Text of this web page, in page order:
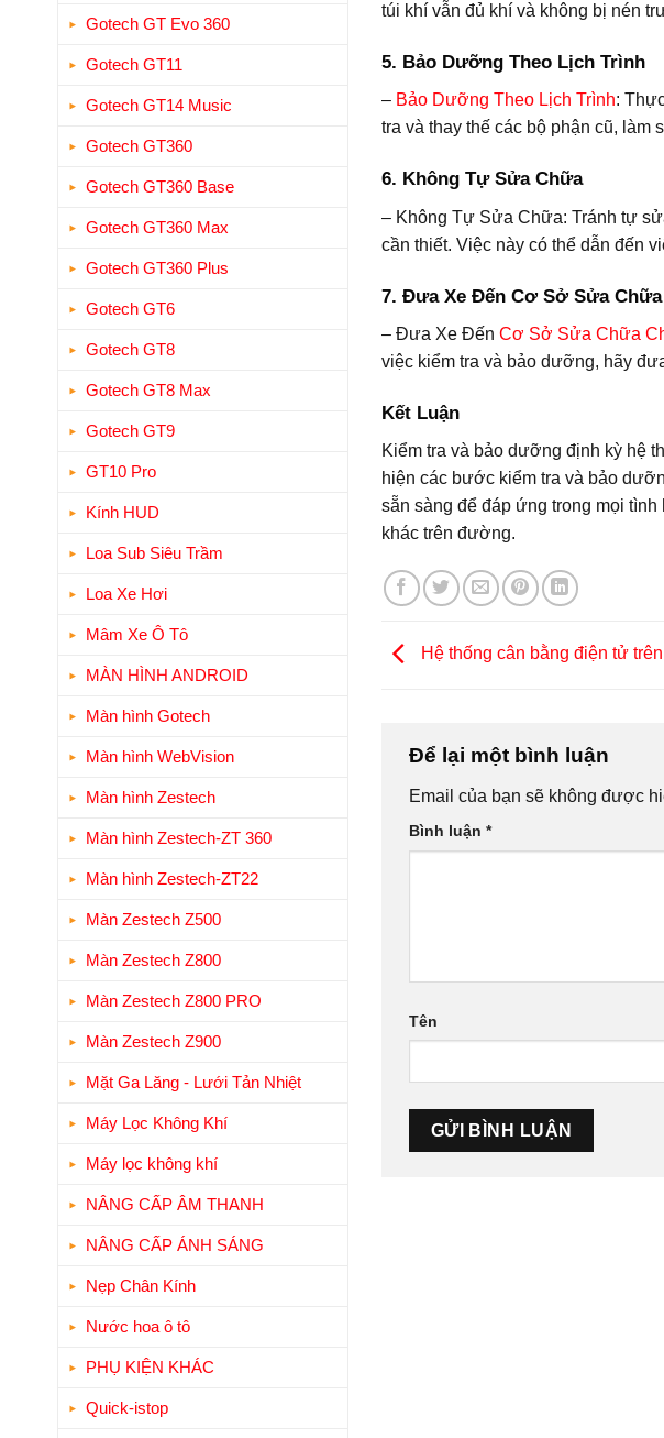
Gotech GT Evo 360
Gotech GT11
Gotech GT14 Music
Gotech GT360
Gotech GT360 Base
Gotech GT360 Max
Gotech GT360 Plus
Gotech GT6
Gotech GT8
Gotech GT8 Max
Gotech GT9
GT10 Pro
Kính HUD
Loa Sub Siêu Trầm
Loa Xe Hơi
Mâm Xe Ô Tô
MÀN HÌNH ANDROID
Màn hình Gotech
Màn hình WebVision
Màn hình Zestech
Màn hình Zestech-ZT 360
Màn hình Zestech-ZT22
Màn Zestech Z500
Màn Zestech Z800
Màn Zestech Z800 PRO
Màn Zestech Z900
Mặt Ga Lăng - Lưới Tản Nhiệt
Máy Lọc Không Khí
Máy lọc không khí
NÂNG CẤP ÂM THANH
NÂNG CẤP ÁNH SÁNG
Nẹp Chân Kính
Nước hoa ô tô
PHỤ KIỆN KHÁC
Quick-istop
túi khí vẫn đủ khí và không bị nén
5. Bảo Dưỡng Theo Lịch Trình
– Bảo Dưỡng Theo Lịch Trình:
tra và thay thế các bộ phận cũ, làm
6. Không Tự Sửa Chữa
– Không Tự Sửa Chữa: Tránh tự
cần thiết. Việc này có thể dẫn đến
7. Đưa Xe Đến Cơ Sở Sửa
– Đưa Xe Đến Cơ Sở Sửa Chữa
việc kiểm tra và bảo dưỡng, hãy
Kết Luận
Kiểm tra và bảo dưỡng định kỳ hệ
hiện các bước kiểm tra và bảo
sẵn sàng để đáp ứng trong mọi
khác trên đường.
Hệ thống cân bằng điện tử
Để lại một bình luận
Email của bạn sẽ không được
Bình luận *
Tên